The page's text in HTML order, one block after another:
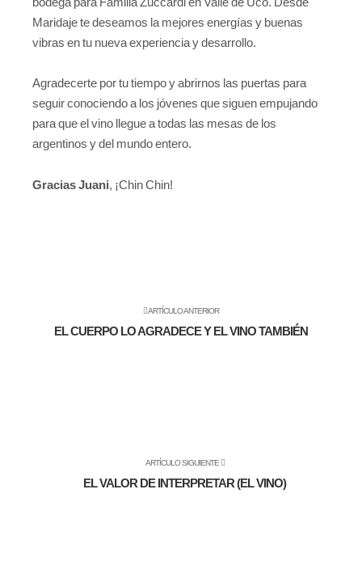
Maridaje te deseamos la mejores energías y buenas
vibras en tu nueva experiencia y desarrollo.
Agradecerte por tu tiempo y abrirnos las puertas para
seguir conociendo a los jóvenes que siguen empujando
para que el vino llegue a todas las mesas de los
argentinos y del mundo entero.
Gracias Juani, ¡Chin Chin!
ARTÍCULO ANTERIOR
EL CUERPO LO AGRADECE Y EL VINO TAMBIÉN
ARTÍCULO SIGUIENTE
EL VALOR DE INTERPRETAR (EL VINO)